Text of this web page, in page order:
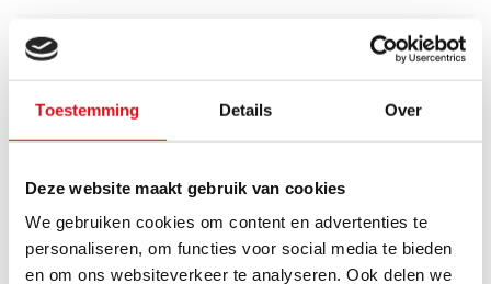
Toestemming Details Over
Deze website maakt gebruik van cookies
We gebruiken cookies om content en advertenties te
personaliseren, om functies voor social media te bieden
en om ons websiteverkeer te analyseren. Ook delen we
Is een hybride paneelradiator geschikt
als alternatief voor vloerverwarming?
Wanneer zijn de warmteboosters het
meest nuttig?
Wat is technisch gezien een hybride